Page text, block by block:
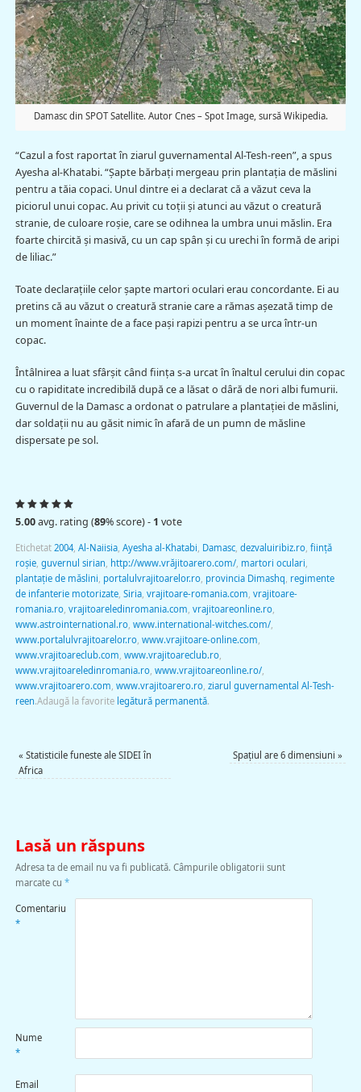
Damasc din SPOT Satellite. Autor Cnes – Spot Image, sursă Wikipedia.
“Cazul a fost raportat în ziarul guvernamental Al-Tesh-reen”, a spus
Ayesha al-Khatabi. “Şapte bărbaţi mergeau prin plantaţia de măslini
pentru a tăia copaci. Unul dintre ei a declarat că a văzut ceva la
piciorul unui copac. Au privit cu toţii şi atunci au văzut o creatură
stranie, de culoare roşie, care se odihnea la umbra unui măslin. Era
foarte chircită şi masivă, cu un cap spân şi cu urechi în formă de aripi
de liliac.”
Toate declaraţiile celor şapte martori oculari erau concordante. Ei au
pretins că au văzut o creatură stranie care a rămas aşezată timp de
un moment înainte de a face paşi rapizi pentru a se urca într-un
copac.
Întâlnirea a luat sfârşit când fiinţa s-a urcat în înaltul cerului din copac
cu o rapiditate incredibilă după ce a lăsat o dâră de nori albi fumurii.
Guvernul de la Damasc a ordonat o patrulare a plantaţiei de măslini,
dar soldaţii nu au găsit nimic în afară de un pumn de măsline
dispersate pe sol.
5.00avg. rating (89% score) - 1 vote
Etichetat 2004, Al-Naiisia, Ayesha al-Khatabi, Damasc, dezvaluiribiz.ro, fiinţă
roşie, guvernul sirian, http://www.vrăjitoarero.com/, martori oculari,
plantaţie de măslini, portalulvrajitoarelor.ro, provincia Dimashq, regimente
de infanterie motorizate, Siria, vrajitoare-romania.com, vrajitoare-
romania.ro, vrajitoareledinromania.com, vrajitoareonline.ro,
www.astrointernational.ro, www.international-witches.com/,
www.portalulvrajitoarelor.ro, www.vrajitoare-online.com,
www.vrajitoareclub.com, www.vrajitoareclub.ro,
www.vrajitoareledinromania.ro, www.vrajitoareonline.ro/,
www.vrajitoarero.com, www.vrajitoarero.ro, ziarul guvernamental Al-Tesh-
reen.Adaugă la favorite legătură permanentă.
« Statisticile funeste ale SIDEI în
Africa
Spaţiul are 6 dimensiuni»
Lasă un răspuns
Adresa ta de email nu va fi publicată. Câmpurile obligatorii sunt
marcate cu *
Comentariu
*
Nume
*
Email